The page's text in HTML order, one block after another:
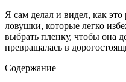
Я сам делал и видел, как
ловушки, которые легко
выбрать пленку, чтобы она
превращалась в
Содержание